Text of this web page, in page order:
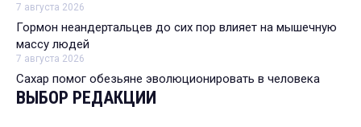
7 августа 2026
Гормон неандертальцев до сих пор влияет на мышечную
массу людей
7 августа 2026
Сахар помог обезьяне эволюционировать в человека
ВЫБОР РЕДАКЦИИ